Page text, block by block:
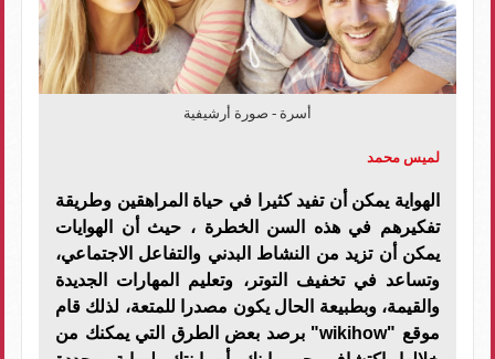
أسرة - صورة أرشيفية
لميس محمد
الهواية يمكن أن تفيد كثيرا في حياة المراهقين وطريقة
تفكيرهم في هذه السن الخطرة ، حيث أن الهوايات
يمكن أن تزيد من النشاط البدني والتفاعل الاجتماعي،
وتساعد في تخفيف التوتر، وتعليم المهارات الجديدة
والقيمة، وبطبيعة الحال يكون مصدرا للمتعة، لذلك قام
موقع "wikihow" برصد بعض الطرق التي يمكنك من